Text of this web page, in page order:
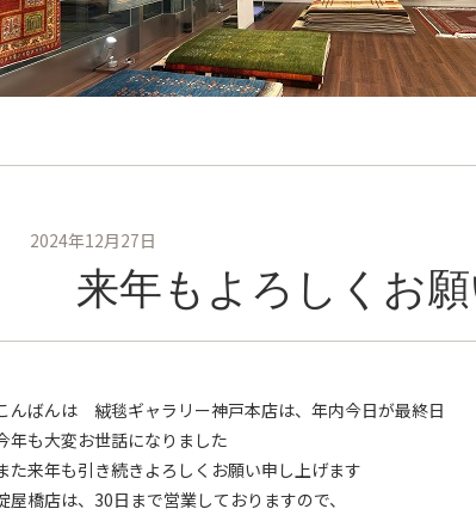
2024年12月27日
来年もよろしくお
んばんは 絨毯ギャラリー神戸本店は、年内今日が最終日
年も大変お世話になりました
た来年も引き続きよろしくお願い申し上げます
屋橋店は、30日まで営業しておりますので、